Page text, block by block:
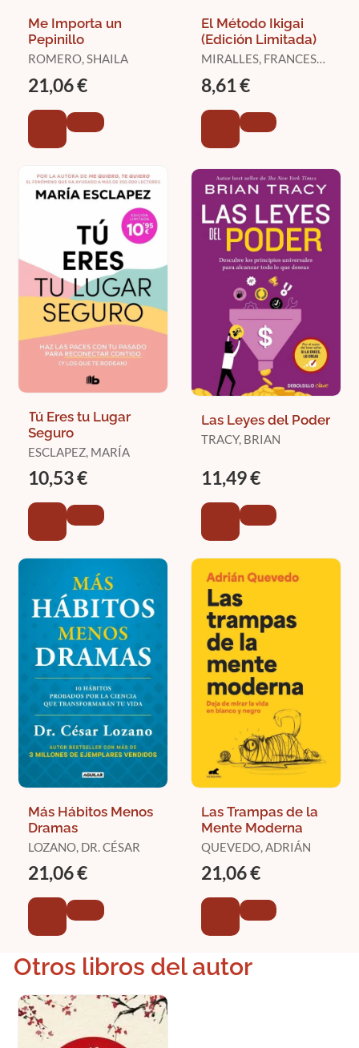
Me Importa un
Pepinillo
ROMERO, SHAILA
21,06 €
El Método Ikigai
(Edición Limitada)
MIRALLES, FRANCESC
(KIRAI)
8,61 €
Tú Eres tu Lugar
Seguro
ESCLAPEZ, MARÍA
10,53 €
Las Leyes del Poder
TRACY, BRIAN
11,49 €
Más Hábitos Menos
Dramas
LOZANO, DR. CÉSAR
21,06 €
Las Trampas de la
Mente Moderna
QUEVEDO, ADRIÁN
21,06 €
Otros libros del autor